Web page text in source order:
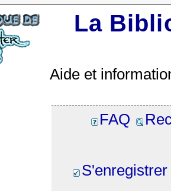
La
Aide et
FAQ
S'enregistrer